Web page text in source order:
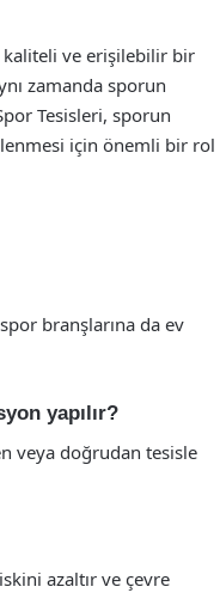
kaliteli ve erişilebilir bir
zamanda sporun
Tesisleri, sporun
için önemli bir rol
branşlarına da ev
yapılır?
veya doğrudan tesisle
azaltır ve çevre